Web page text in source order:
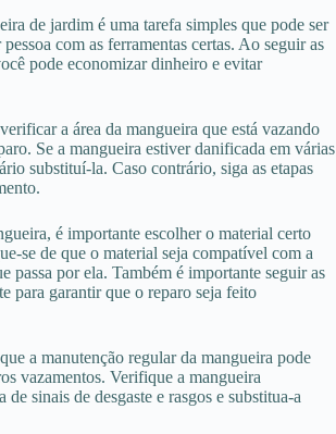
de jardim é uma tarefa simples que pode ser
com as ferramentas certas. Ao seguir as
pode economizar dinheiro e evitar
a área da mangueira que está vazando
Se a mangueira estiver danificada em várias
substituí-la. Caso contrário, siga as etapas
é importante escolher o material certo
se de que o material seja compatível com a
passa por ela. Também é importante seguir as
para garantir que o reparo seja feito
a manutenção regular da mangueira pode
vazamentos. Verifique a mangueira
de sinais de desgaste e rasgos e substitua-a